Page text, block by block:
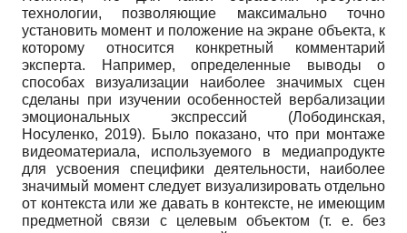
технологии, позволяющие максимально точно
установить момент и положение на экране объекта, к
которому относится конкретный комментарий
эксперта. Например, определенные выводы о
способах визуализации наиболее значимых сцен
сделаны при изучении особенностей вербализации
эмоциональных экспрессий (Лободинская,
Носуленко, 2019). Было показано, что при монтаже
видеоматериала, используемого в медиапродукте
для усвоения специфики деятельности, наиболее
значимый момент следует визуализировать отдельно
от контекста или же давать в контексте, не имеющим
предметной связи с целевым объектом (т. е. без